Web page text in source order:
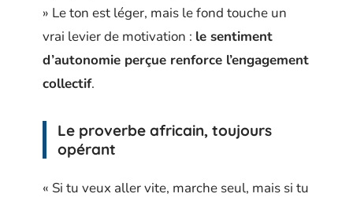
» Le ton est léger, mais le fond touche un
vrai levier de motivation : le sentiment
d’autonomie perçue renforce l’engagement
collectif.
Le proverbe africain, toujours
opérant
« Si tu veux aller vite, marche seul, mais si tu